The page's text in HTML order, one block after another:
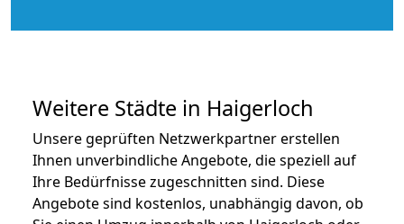
Weitere Städte in Haigerloch
Unsere geprüften Netzwerkpartner erstellen
Ihnen unverbindliche Angebote, die speziell auf
Ihre Bedürfnisse zugeschnitten sind. Diese
Angebote sind kostenlos, unabhängig davon, ob